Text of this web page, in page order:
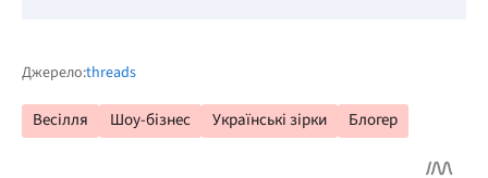
Джерело:threads
Весілля Шоу-бізнес Українські зірки Блогер